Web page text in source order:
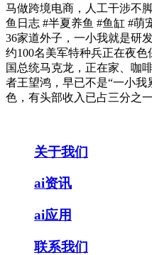
马做跨境电商，人工干涉不
鱼日志 #半夏养鱼 #鱼缸 #萌
36家道外子，一小我就是研
约100名美军特种兵正在夜
国总统马克龙，正在家、咖
者王望鸿，早已不是“一小
色，有头部收入已占三分之一
关于我们
ai资讯
ai应用
联系我们